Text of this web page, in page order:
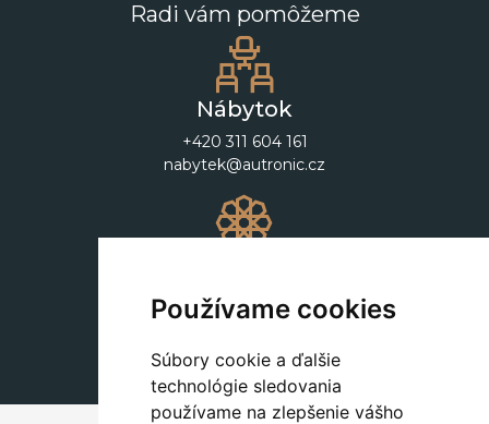
Používame cookies
Súbory cookie a ďalšie
technológie sledovania
používame na zlepšenie vášho
Radi vám pomôžeme
Nábytok
+420 311 604 161
nabytek@autronic.cz
+420 311 604 182
dekorace@autronic.cz